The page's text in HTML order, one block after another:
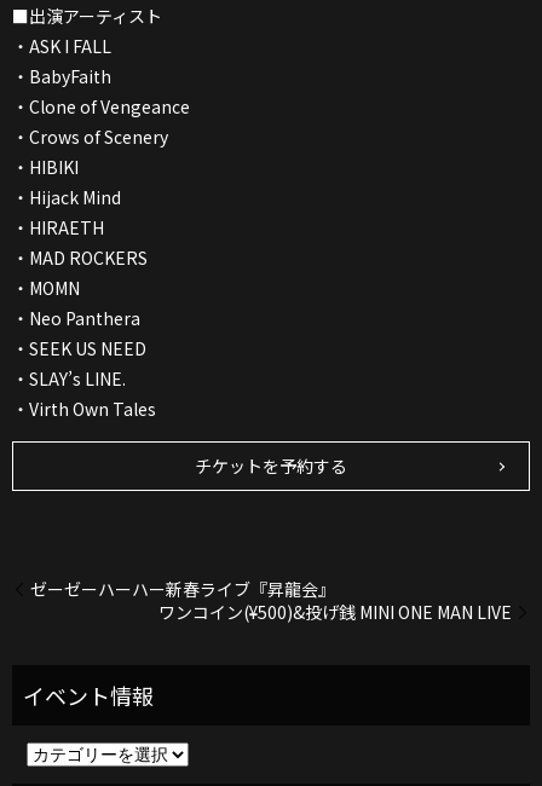
■出演アーティスト
・ASK I FALL
・BabyFaith
・Clone of Vengeance
・Crows of Scenery
・HIBIKI
・Hijack Mind
・HIRAETH
・MAD ROCKERS
・MOMN
・Neo Panthera
・SEEK US NEED
・SLAY’s LINE.
・Virth Own Tales
チケットを予約する
ゼーゼーハーハー新春ライブ『昇龍会』
ワンコイン(¥500)&投げ銭 MINI ONE MAN LIVE
イ